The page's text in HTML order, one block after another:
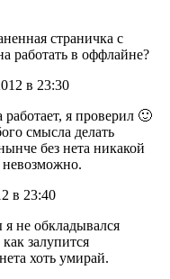
страничка с
работать в оффлайне?
в 23:30
я проверил 🙂
смысла делать
без нета никакой
невозможно.
в 23:40
я не обкладывался
залупится
хоть умирай.